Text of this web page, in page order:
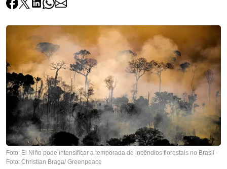
Foto: El Niño pode intensificar a temporada de incêndios florestais no Brasil -
Foto: Christian Braga/ Greenpeace